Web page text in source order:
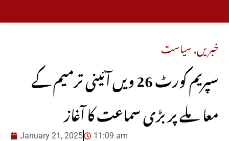
خبریں,سیاست
سپریم کورٹ 26 ویں آئینی ترمیم کے
معاملے پر بڑی سماعت کا آغاز
January 21, 2025 11:09 am